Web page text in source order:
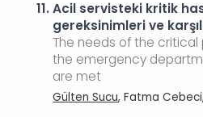
11.Acil servisteki kritik
gereksinimleri ve
The needs of the critical
the emergency
are met
Gülten Sucu, Fatma